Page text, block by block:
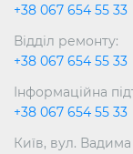
+38 067 654 55 33
Відділ ремонту:
+38 067 654 55 33
Інформаційна
+38 067 654 55 33
Київ, вул.